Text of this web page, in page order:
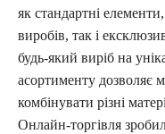
як стандартні
виробів, так і
будь-який виріб на
асортименту дозволяє
комбінувати різні
Онлайн-торгівля